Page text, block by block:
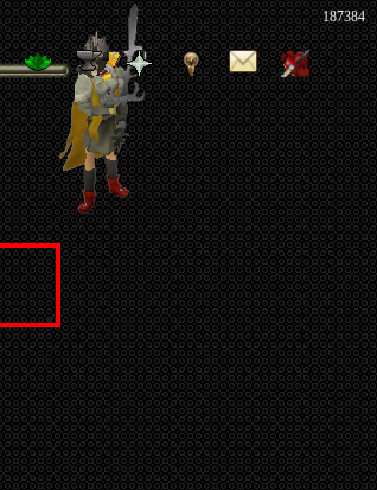
187384